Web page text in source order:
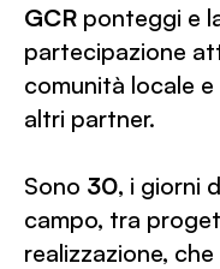
GCR ponteggi e
partecipazione
comunità locale
altri partner.
Sono 30, i giorni
campo, tra
realizzazione,